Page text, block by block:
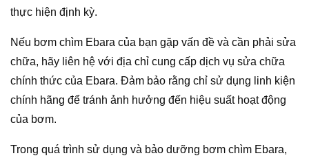
thực hiện định kỳ.
Nếu bơm chìm Ebara của bạn gặp vấn đề và cần phải sửa
chữa, hãy liên hệ với địa chỉ cung cấp dịch vụ sửa chữa
chính thức của Ebara. Đảm bảo rằng chỉ sử dụng linh kiện
chính hãng để tránh ảnh hưởng đến hiệu suất hoạt động
của bơm.
Trong quá trình sử dụng và bảo dưỡng bơm chìm Ebara,